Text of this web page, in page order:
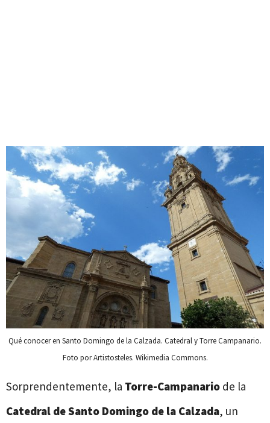
Qué conocer en Santo Domingo de la Calzada. Catedral y Torre Campanario.
Foto por Artistosteles. Wikimedia Commons.
Sorprendentemente, la Torre-Campanario de la
Catedral deSanto Domingo de la Calzada, un